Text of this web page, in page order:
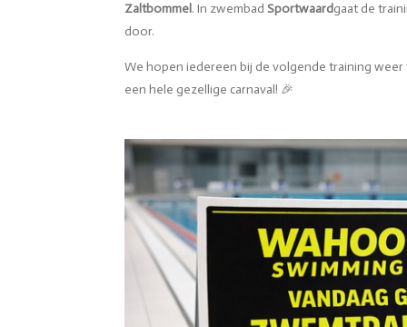
Zaltbommel. In zwembad Sportwaardgaat de
door.
We hopen iedereen bij de volgende training
een hele gezellige carnaval! 🎉